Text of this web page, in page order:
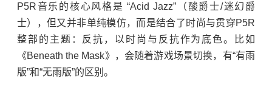
P5R音乐的核心风格是 “Acid Jazz”（酸爵士/迷幻爵
士），但又并非单纯模仿，而是结合了时尚与贯穿P5R
整部的主题：反抗，以时尚与反抗作为底色。比如
《Beneath the Mask》，会随着游戏场景切换，有“有雨
版”和“无雨版”的区别。